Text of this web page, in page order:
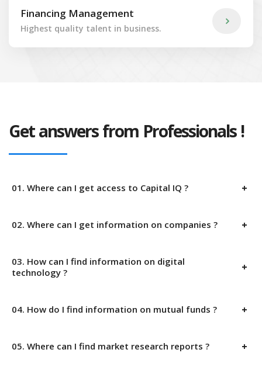
Financing Management
Highest quality talent in business.
Get answers from Professionals !
01. Where can I get access to Capital IQ ?
02. Where can I get information on companies ?
03. How can I find information on digital
technology ?
04. How do I find information on mutual funds ?
05. Where can I find market research reports ?